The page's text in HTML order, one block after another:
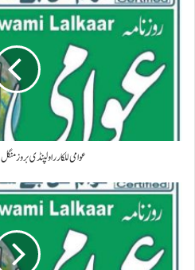
عوامی للکار راولپنڈی بروز منگل 23 جون 2026